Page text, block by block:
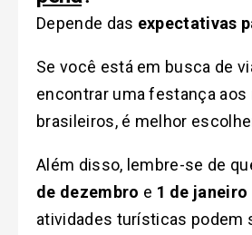
Depende das expectativas
Se você está em busca de
encontrar uma festança aos
brasileiros, é melhor
Além disso, lembre-se de
de dezembro e 1 de janeiro
atividades turísticas podem